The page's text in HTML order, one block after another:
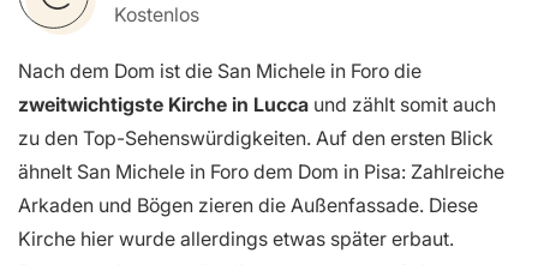
Kostenlos
Nach dem Dom ist die San Michele in Foro die
zweitwichtigste Kirche in Lucca und zählt somit auch
zu den Top-Sehenswürdigkeiten. Auf den ersten Blick
ähnelt San Michele in Foro dem Dom in Pisa: Zahlreiche
Arkaden und Bögen zieren die Außenfassade. Diese
Kirche hier wurde allerdings etwas später erbaut.